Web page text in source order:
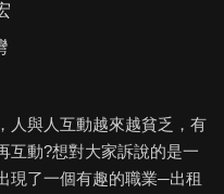
人與人互動越來越貧乏，有
互動?想對大家訴說的是一
現了一個有趣的職業─出租